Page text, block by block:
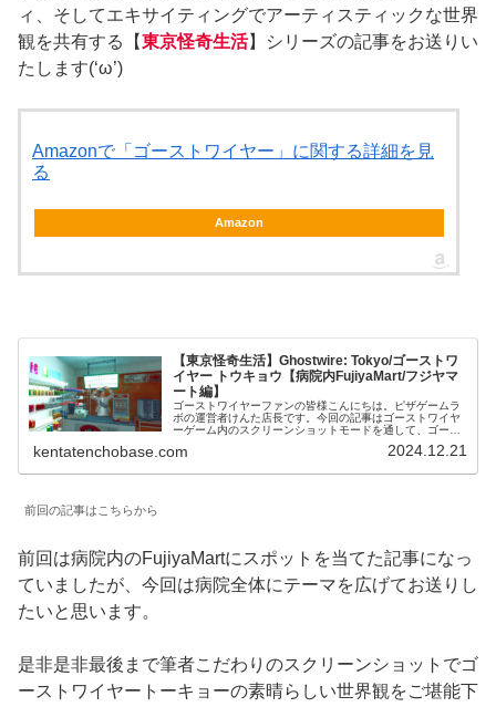
ィ、そしてエキサイティングでアーティスティックな世界
観を共有する【東京怪奇生活】シリーズの記事をお送りい
たします(‘ω’)
Amazonで「ゴーストワイヤー」に関する詳細を見
る
Amazon
【東京怪奇生活】Ghostwire: Tokyo/ゴーストワ
イヤー トウキョウ【病院内FujiyaMart/フジヤマ
ート編】
ゴーストワイヤーファンの皆様こんにちは。ピザゲームラ
ボの運営者けんた店長です。今回の記事はゴーストワイヤ
ーゲーム内のスクリーンショットモードを通して、ゴース
いクオリティ、そしてエキサイティ...
kentatenchobase.com 2024.12.21
前回の記事はこちらから
前回は病院内のFujiyaMartにスポットを当てた記事になっ
ていましたが、今回は病院全体にテーマを広げてお送りし
たいと思います。
是非是非最後まで筆者こだわりのスクリーンショットでゴ
ーストワイヤートーキョーの素晴らしい世界観をご堪能下